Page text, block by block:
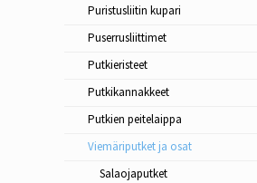
Puristusliitin kupari
Puserrusliittimet
Putkieristeet
Putkikannakkeet
Putkien peitelaippa
Viemäriputket ja osat
Salaojaputket